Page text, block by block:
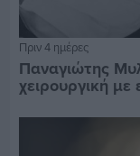
Πριν 4 ημέρες
Παναγιώτης
χειρουργική